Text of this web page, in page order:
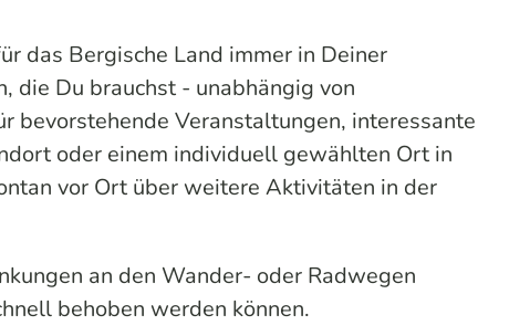
das Bergische Land immer in Deiner
die Du brauchst - unabhängig von
bevorstehende Veranstaltungen, interessante
oder einem individuell gewählten Ort in
vor Ort über weitere Aktivitäten in der
an den Wander- oder Radwegen
behoben werden können.